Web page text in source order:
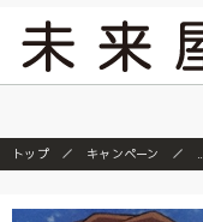
トップ キャンペーン